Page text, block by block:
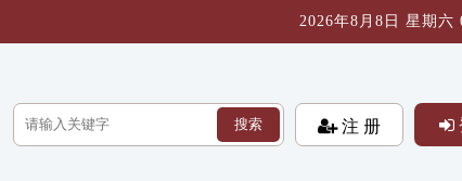
2026年8月8日 星期六
搜索 注 册